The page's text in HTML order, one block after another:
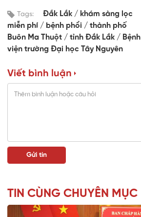
Tags: Đắk Lắk
khám sàng lọc
miễn phí
bệnh phổi
thành phố
Buôn Ma Thuột
tỉnh Đắk Lắk
Bệnh
viện trường Đại học Tây Nguyên
Viết bình luận
TIN CÙNG CHUYÊN MỤC